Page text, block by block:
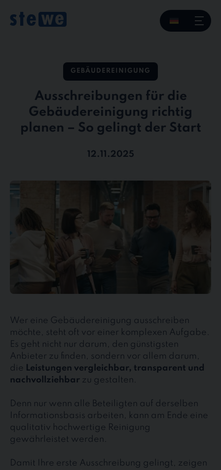
GEBÄUDEREINIGUNG
Ausschreibungen für die
Gebäudereinigung richtig
planen – So gelingt der Start
12.11.2025
Wer eine Gebäudereinigung ausschreiben
möchte, steht oft vor einer komplexen Aufgabe.
Es geht nicht nur darum, den günstigsten
Anbieter zu finden, sondern vor allem darum,
die
Leistungen vergleichbar, transparent und
nachvollziehbar zu gestalten.
Denn nur wenn alle Beteiligten auf derselben
Informationsbasis arbeiten, kann am Ende eine
qualitativ hochwertige Reinigung
gewährleistet werden.
Damit Ihre erste Ausschreibung gelingt, zeigen